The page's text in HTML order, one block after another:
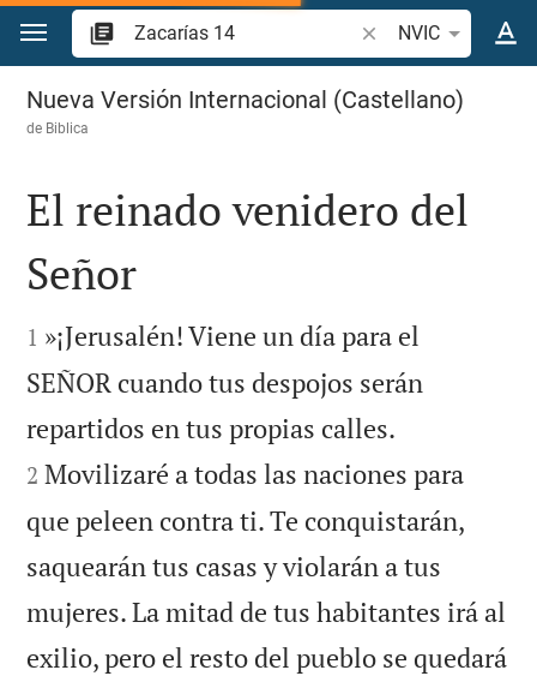
Ir a un contenido
Buscar versículo
NVIC
Zacarías 14
Nueva Versión Internacional (Castellano)
de Biblica

El reinado venidero del
Señor

1 »¡Jerusalén! Viene un día para el
SEÑOR cuando tus despojos serán
repartidos en tus propias calles.
2 Movilizaré a todas las naciones para
que peleen contra ti. Te conquistarán,
saquearán tus casas y violarán a tus
mujeres. La mitad de tus habitantes irá al
exilio, pero el resto del pueblo se quedará